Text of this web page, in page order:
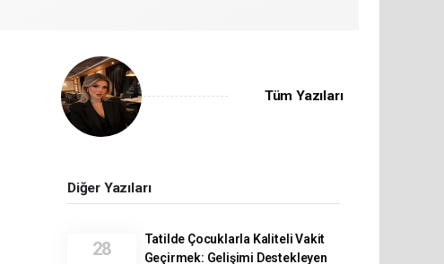
Tüm Yazıları
Diğer Yazıları
28
Tatilde Çocuklarla Kaliteli Vakit
Geçirmek: Gelişimi Destekleyen